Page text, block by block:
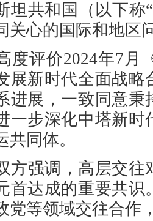
坦共和国（以下称
关心的国际和地区
度评价2024年7月
展新时代全面战
进展，一致同意
一步深化中塔新
共同体。
方强调，高层交
首达成的重要共
党等领域交往合作